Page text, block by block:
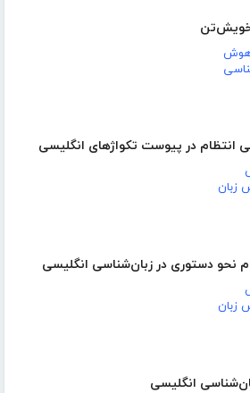
خویش‌تن
انتظام در پیوست تکواژهای انگلیسی
زبان
نحو دستوری در زبان‌شناسی انگلیسی
زبان
انگلیسی